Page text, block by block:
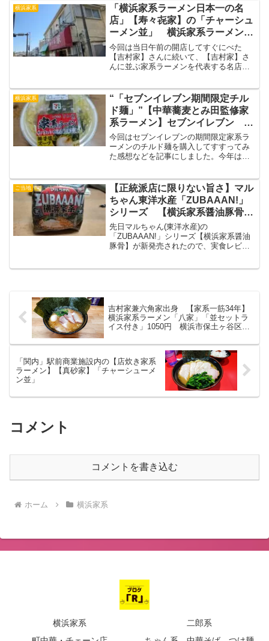
る、皆さんが知る人ぞ知る【柏王道家】
さんに久々に足を運んで初めて【王道
家】のつけ麺を食べた時をレビューさせ
ていただきました。ラーメンとの味の比
較を交えながらお伝えしていこうかなと
思います。
横浜家系
「横浜家系ラーメン日本一の名
店」【寿々㐂家】の「チャーシュ
ーメン並」 横浜家系ラーメン
本牧家六角家系譜 上星川駅ラー
メン
今回は当日午前の開店してすぐにべた
【吉村家】さんに続いて、【吉村家】さ
んに並ぶ家系ラーメンを代表する名店中
ミリーマートでカップ麺を販売して話題
になっていることもあり「クラシカル家
系ラーメン」の感想をお伝えしていきた
いと思います。
横浜家系
“「セブンイレブン期間限定チル
ド麺」”【中華蕎麦とみ田監修家
系ラーメン】セブンイレブン
「おうち麺シリーズ」横浜家系ラ
ーメン
今回はセブンイレブンの期間限定家系ラ
ーメンのチルド麺を購入してすすってみ
た感想などを記事にしました。今年は
いるのか上手く伝えていきたいと思いま
す。
ご当地
【正統派店に限りない旨さ】マル
ちゃん東洋水産「ZUBAAAN!」
シリーズ 【横浜家系醤油豚骨】
実食レビュー
先日マルちゃん(東洋水産)の
「ZUBAAAN!」シリーズ【横浜家系醤油
豚骨】が新発売されたので、実食レビュ
吉村家兼六角家出身 【家系一筋34年】
横浜家系ラーメン「八家」「並セットラ
イス付き」1050円 横浜市保土ヶ谷区和
「関内」駅前商業施設内の【店炊き家系
ラーメン】【真砂家】「チャーシューメ
ン並」
コメント
コメントを書き込む
ホーム 横浜家系
横浜家系
二郎系